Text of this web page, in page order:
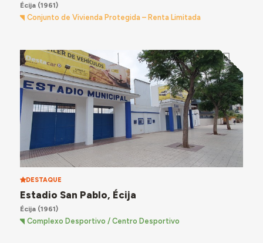
Écija(1961)
Conjunto de Vivienda Protegida – Renta Limitada
DESTAQUE
Estadio San Pablo, Écija
Écija(1961)
Complexo Desportivo / Centro Desportivo